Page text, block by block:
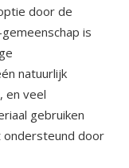
door de
is
natuurlijk
en veel
gebruiken
door